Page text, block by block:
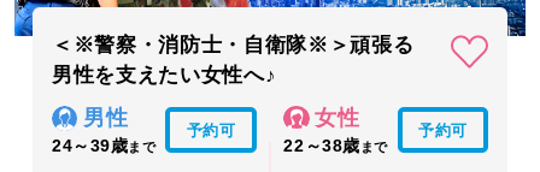
＜※警察・消防士・自衛隊※＞頑張る
男性を支えたい女性へ♪
男性
24～39歳まで
予約可
女性
22～38歳 まで
予約可